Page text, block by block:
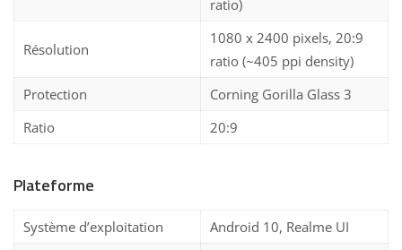
ratio)
Résolution
1080 x 2400 pixels, 20:9
ratio (~405 ppi density)
Protection
Corning Gorilla Glass 3
Ratio
20:9
Plateforme
Système d’exploitation Android 10, Realme UI